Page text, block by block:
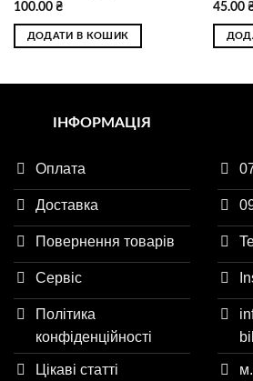
100.00 ₴
ДОДАТИ В КОШИК
45.00
ІНФОРМАЦІЯ
Оплата
Доставка
Повернення товарів
Сервіс
Політика
конфіденційності
Цікаві статті